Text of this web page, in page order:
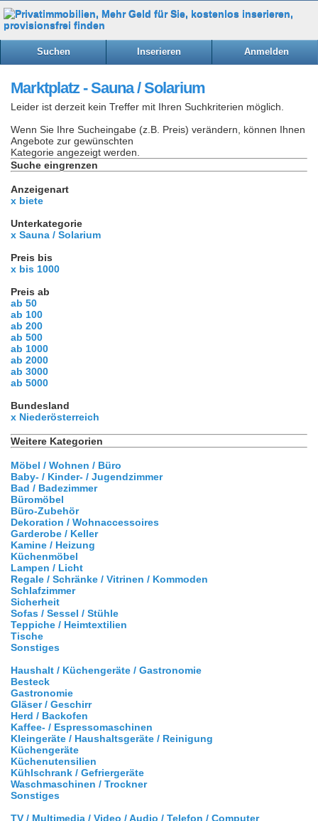
Suchen Inserieren Anmelden
Marktplatz - Sauna / Solarium
Leider ist derzeit kein Treffer mit Ihren Suchkriterien möglich.
Wenn Sie Ihre Sucheingabe (z.B. Preis) verändern, können Ihnen
Angebote zur gewünschten
Kategorie angezeigt werden.
Suche eingrenzen
Anzeigenart
x biete
Unterkategorie
x Sauna / Solarium
Preis bis
x bis 1000
Preis ab
ab 50
ab 100
ab 200
ab 500
ab 1000
ab 2000
ab 3000
ab 5000
Bundesland
x Niederösterreich
Weitere Kategorien
Möbel / Wohnen / Büro
Baby- / Kinder- / Jugendzimmer
Bad / Badezimmer
Büromöbel
Büro-Zubehör
Dekoration / Wohnaccessoires
Garderobe / Keller
Kamine / Heizung
Küchenmöbel
Lampen / Licht
Regale / Schränke / Vitrinen / Kommoden
Schlafzimmer
Sicherheit
Sofas / Sessel / Stühle
Teppiche / Heimtextilien
Tische
Sonstiges
Haushalt / Küchengeräte / Gastronomie
Besteck
Gastronomie
Gläser / Geschirr
Herd / Backofen
Kaffee- / Espressomaschinen
Kleingeräte / Haushaltsgeräte / Reinigung
Küchengeräte
Küchenutensilien
Kühlschrank / Gefriergeräte
Waschmaschinen / Trockner
Sonstiges
TV / Multimedia / Video / Audio / Telefon / Computer